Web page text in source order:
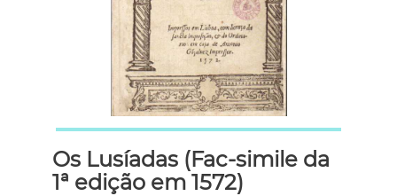
Os Lusíadas (Fac-simile da
1ª edição em 1572)